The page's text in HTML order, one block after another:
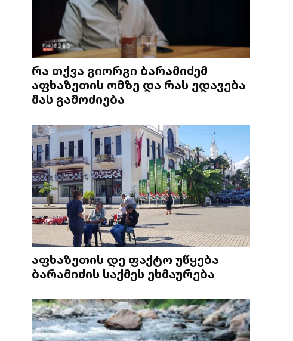
რა თქვა გიორგი ბარამიძემ
აფხაზეთის ომზე და რას ედავება
მას გამოძიება
აფხაზეთის დე ფაქტო უწყება
ბარამიძის საქმეს ეხმაურება